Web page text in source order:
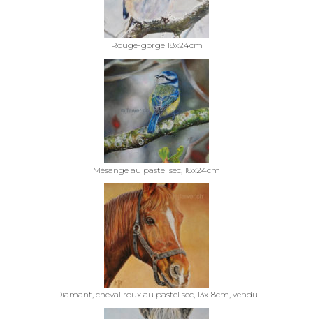
Rouge-gorge 18x24cm
Mésange au pastel sec, 18x24cm
Diamant, cheval roux au pastel sec, 13x18cm, vendu